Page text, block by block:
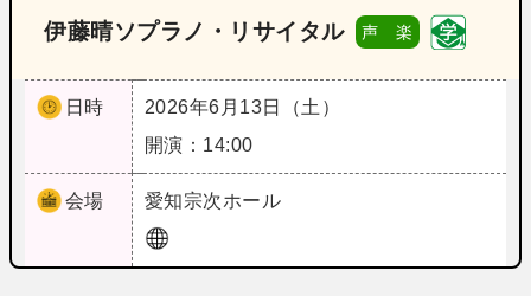
伊藤晴ソプラノ・リサイタル 声 楽
日時
2026年6月13日（土）
開演：14:00
会場 愛知宗次ホール